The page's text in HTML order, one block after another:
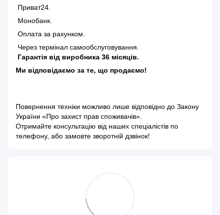
Приват24.
Монобанк.
Оплата за рахунком.
Через термінал самообслуговування.
Гарантія від виробника 36 місяців.
Ми відповідаємо за те, що продаємо!
Повернення техніки можливо лише відповідно до Закону
України «Про захист прав споживачів»
Отримайте консультацію від наших спеціалістів по
телефону, або замовте зворотній дзвінок!